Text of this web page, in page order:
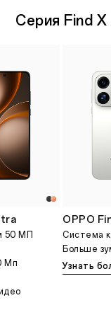
Серия Find X
50 МП
Мп
OPPO
Система
Больше
Узнать